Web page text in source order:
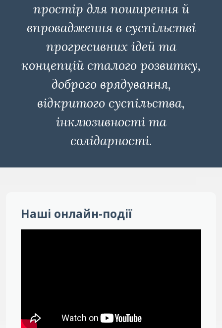
простір для поширення й
впровадження в суспільстві
прогресивних ідей та
концепцій сталого розвитку,
доброго врядування,
відкритого суспільства,
інклюзивності та
солідарності.
Наші онлайн-події